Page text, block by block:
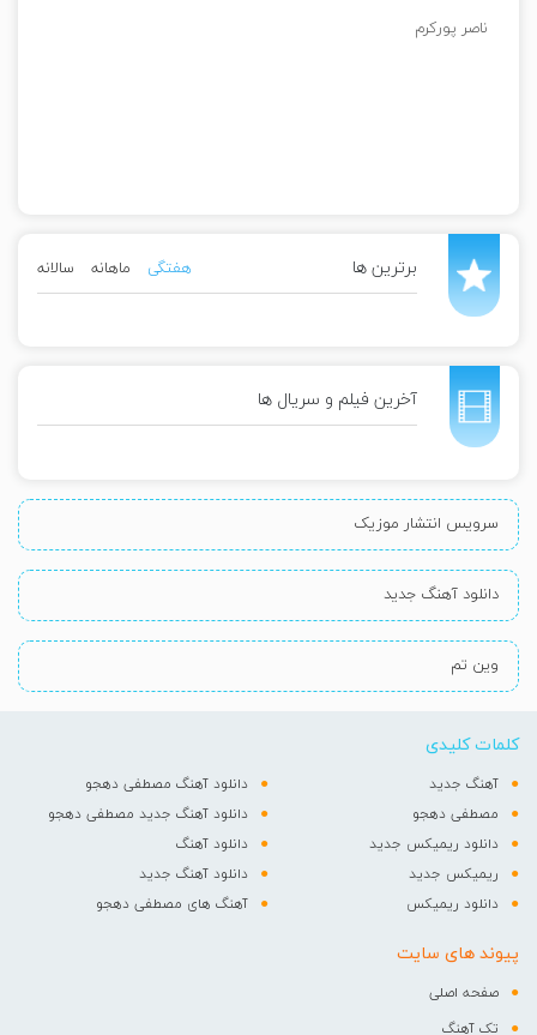
ناصر پورکرم
برترین ها هفتگی ماهانه سالانه
آخرین فیلم و سریال ها
سرویس انتشار موزیک
دانلود آهنگ جدید
وین تم
کلمات کلیدی
آهنگ جدید
دانلود آهنگ مصطفی دهجو
مصطفی دهجو
دانلود آهنگ جدید مصطفی دهجو
دانلود ریمیکس جدید
دانلود آهنگ
ریمیکس جدید
دانلود آهنگ جدید
دانلود ریمیکس
آهنگ های مصطفی دهجو
پیوند های سایت
صفحه اصلی
تک آهنگ